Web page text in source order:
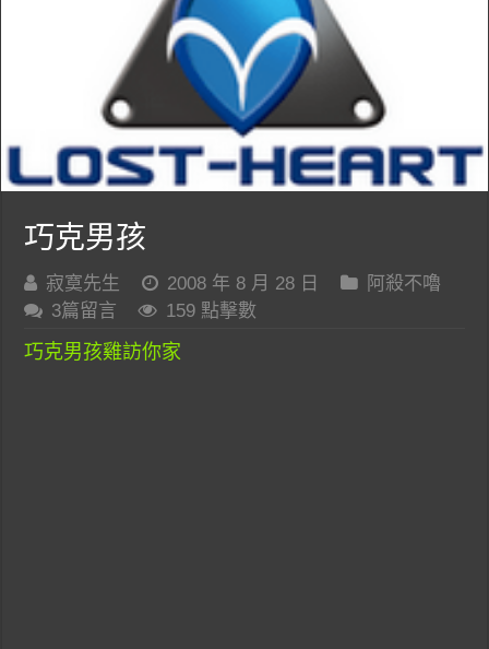
巧克男孩
寂寞先生 2008 年 8 月 28 日
阿殺不嚕
3篇留言
159 點擊數
巧克男孩雞訪你家